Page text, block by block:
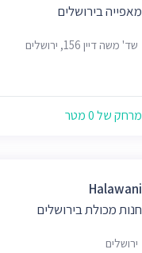
מאפייה בירושלים
שד' משה דיין 156, ירושלים
מרחק של 0 מטר
Halawani
חנות מכולת בירושלים
ירושלים